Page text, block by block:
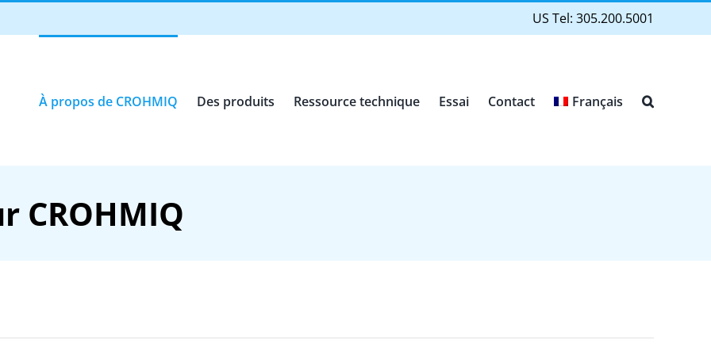
US Tel: 305.200.5001
À propos de CROHMIQ Des produits Ressource technique Essai Contact Français
CROHMIQ